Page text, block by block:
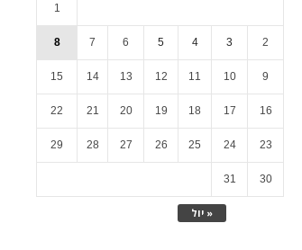
« יול
1
2
3
4
5
6
7
8
9
10
11
12
13
14
15
16
17
18
19
20
21
22
23
24
25
26
27
28
29
30
31